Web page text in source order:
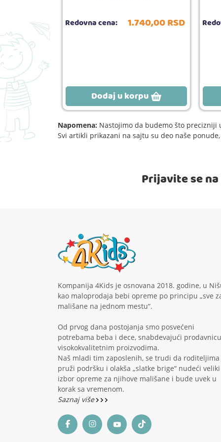
RSD Redovna cena: 1.740,00RSD
Dodaj u korpu
Napomena: Nastojimo da budemo što precizniji
Svi artikli prikazani na sajtu su deo naše
Prijavite se
Kompanija 4Kids je osnovana 2018. godine, u
kao maloprodaja bebi opreme po principu „sve
mališane na jednom mestu“.
Od prvog dana postojanja smo posvećeni
potrebama beba i dece, snabdevajući prodavnicu
visokokvalitetnim proizvodima.
Naš mladi tim zaposlenih, se trudi da roditeljima
pruži podršku i olakša „slatke brige“ nudeći veliki
izbor opreme za njihove mališane i bude uvek u
korak sa vremenom.
Saznaj više